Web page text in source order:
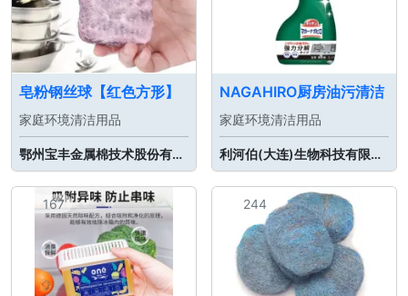
皂粉钢丝球【红色方形】
家庭环境清洁用品
鄂州宝丰金属棉技术股份有限公司
NAGAHIRO厨房油污清洁
家庭环境清洁用品
利河伯(大连)生物科技有限公司
167 244